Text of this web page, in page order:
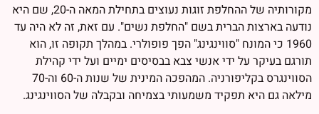
מקורותיה של ההחלפת זוגות נעוצים בתחילת המאה ה-20, שם היא
נודעה בארצות הברית בשם "החלפת נשים". עם זאת, זה לא היה עד
1960 כי המונח "סווינגינג" הפך פופולרי. במהלך תקופה זו, הוא
תורגם בעיקר על ידי אנשי צבא בבסיסים ימיים ועל ידי קהילת
הסווינגרס בקליפורניה. המהפכה המינית של שנות ה-60 וה-70
מילאה גם היא תפקיד משמעותי בצמיחה ובקבלה של הסווינגינג.